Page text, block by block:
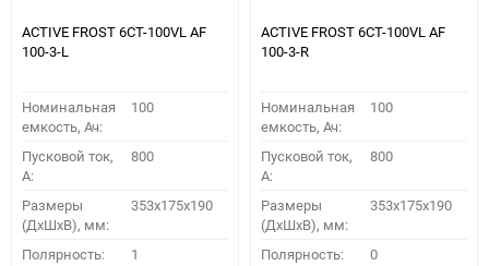
ПОДОБРАТЬ
ACTIVE FROST 6СТ-100VL АF
100-3-L
Номинальная
емкость, Ач:
100
Пусковой ток,
A:
800
Размеры
(ДхШхВ), мм:
353x175x190
Полярность: 1
ACTIVE FROST 6СТ-100VL АF
100-3-R
Номинальная
емкость, Ач:
100
Пусковой ток,
A:
800
Размеры
(ДхШхВ), мм:
353x175x190
Полярность: 0